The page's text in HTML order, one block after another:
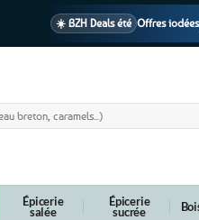
☀️ BZH Deals été Offres iodées
Épicerie
salée
Épicerie
sucrée